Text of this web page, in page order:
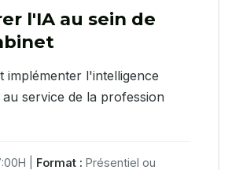
l'IA au sein de
implémenter l'intelligence
service de la profession
| Format : Présentiel ou